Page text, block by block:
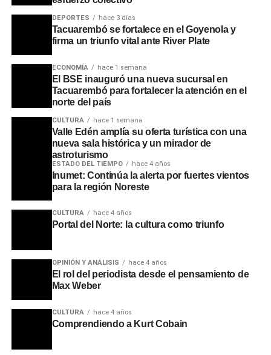
los 18 teléfonos celulares incautados será determinante
para el avance de las pesquisas en las próximas
DEPORTES hace 3 días
Tacuarembó se fortalece en el Goyenola y
firma un triunfo vital ante River Plate
ECONOMÍA hace 1 semana
El BSE inauguró una nueva sucursal en
Tacuarembó para fortalecer la atención en el
norte del país
CULTURA hace 1 semana
Valle Edén amplía su oferta turística con una
nueva sala histórica y un mirador de
astroturismo
ESTADO DEL TIEMPO hace 4 años
Inumet: Continúa la alerta por fuertes vientos
para la región Noreste
CULTURA hace 4 años
Portal del Norte: la cultura como triunfo
OPINIÓN Y ANÁLISIS hace 4 años
El rol del periodista desde el pensamiento de
Max Weber
CULTURA hace 4 años
Comprendiendo a Kurt Cobain